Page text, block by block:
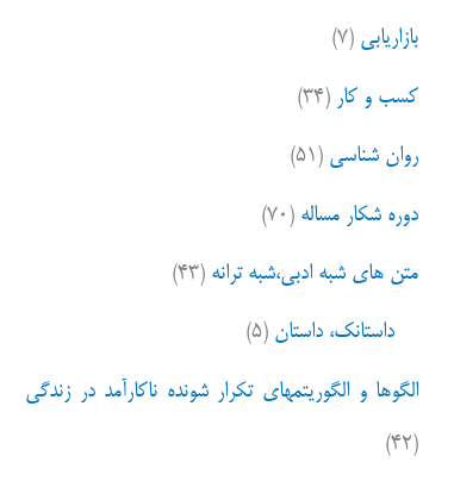
ب
ی
بازاریابی (۷)
کسب و کار (۳۴)
روان شناسی (۵۱)
دوره شکار مساله (۷۰)
متن های شبه ادبی،شبه ترانه (۴۳)
داستانک، داستان (۵)
الگوها و الگوریتمهای تکرار شونده ناکارآمد در زندگی
(۴۲)